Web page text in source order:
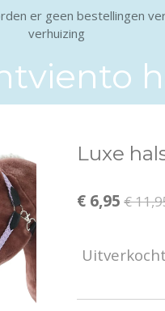
er geen bestellingen
verhuizing
Luxe
€ 6,95 €
Uitverkocht